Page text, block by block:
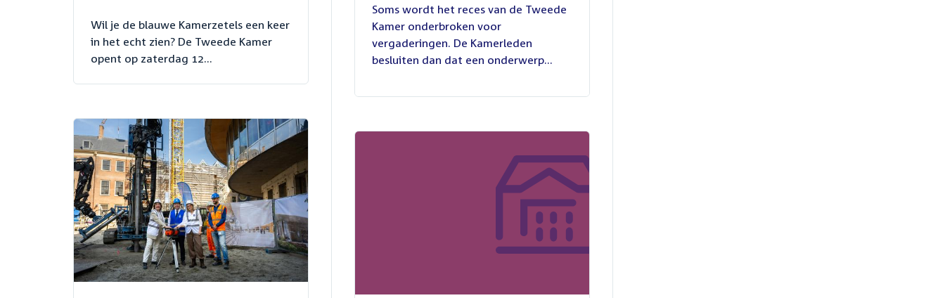
Wil je de blauwe Kamerzetels een keer
in het echt zien? De Tweede Kamer
opent op zaterdag 12...
juli
2026
Soms wordt het reces van de Tweede
Kamer onderbroken voor
vergaderingen. De Kamerleden
besluiten dan dat een onderwerp...